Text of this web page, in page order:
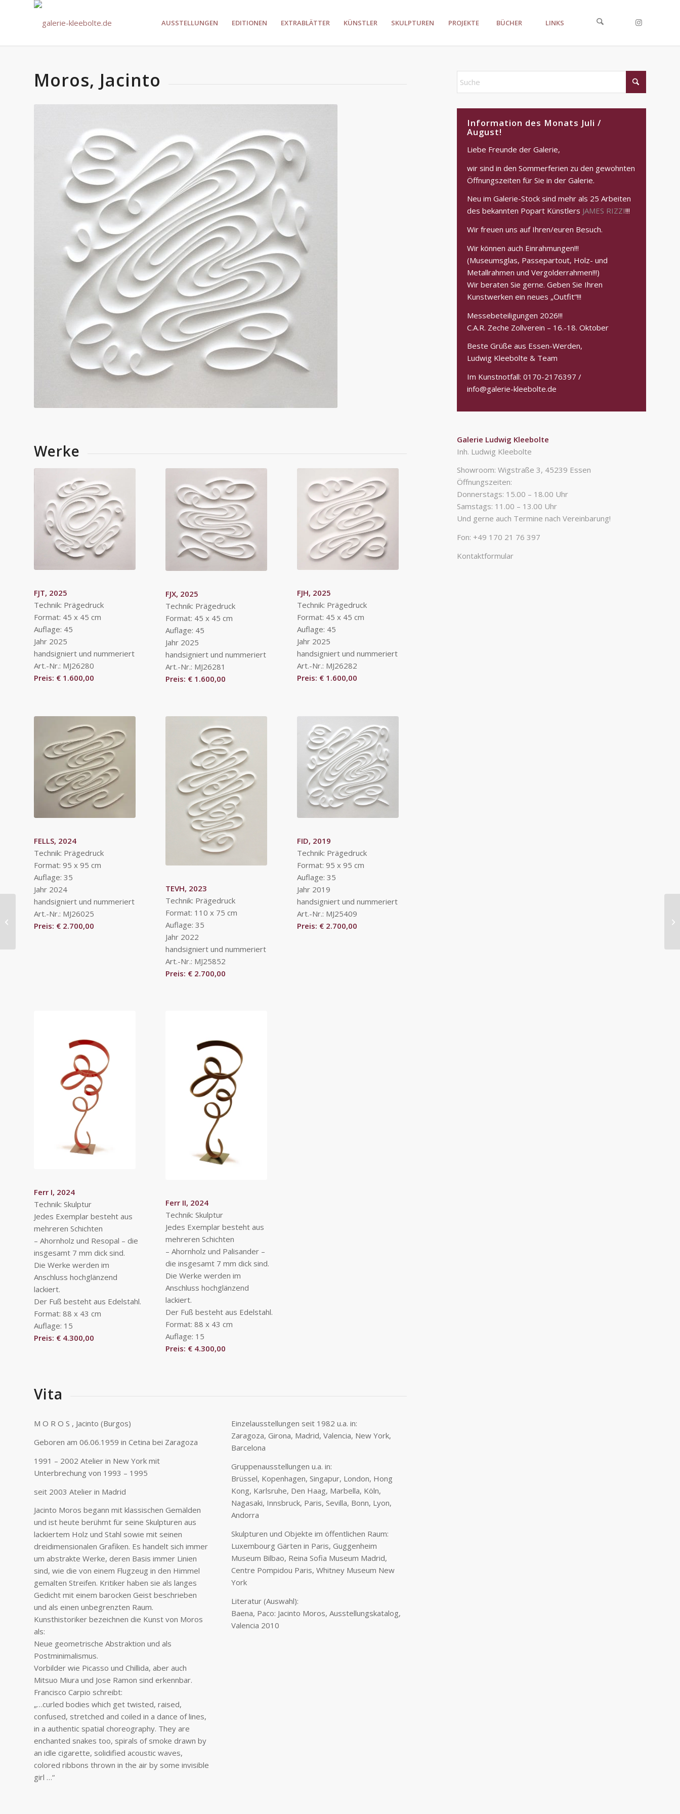
AUSSTELLUNGEN EDITIONEN EXTRABLÄTTER KÜNSTLER SKULPTUREN PROJEKTE BÜCHER LINKS
Moros, Jacinto
Werke
FJT, 2025
Technik: Prägedruck
Format: 45 x 45 cm
Auflage: 45
Jahr 2025
handsigniert und nummeriert
Art.-Nr.: MJ26280
Preis: € 1.600,00
FJX, 2025
Technik: Prägedruck
Format: 45 x 45 cm
Auflage: 45
Jahr 2025
handsigniert und nummeriert
Art.-Nr.: MJ26281
Preis: € 1.600,00
FJH, 2025
Technik: Prägedruck
Format: 45 x 45 cm
Auflage: 45
Jahr 2025
handsigniert und nummeriert
Art.-Nr.: MJ26282
Preis: € 1.600,00
FELLS, 2024
Technik: Prägedruck
Format: 95 x 95 cm
Auflage: 35
Jahr 2024
handsigniert und nummeriert
Art.-Nr.: MJ26025
Preis: € 2.700,00
TEVH, 2023
Technik: Prägedruck
Format: 110 x 75 cm
Auflage: 35
Jahr 2022
handsigniert und nummeriert
Art.-Nr.: MJ25852
Preis: € 2.700,00
FID, 2019
Technik: Prägedruck
Format: 95 x 95 cm
Auflage: 35
Jahr 2019
handsigniert und nummeriert
Art.-Nr.: MJ25409
Preis: € 2.700,00
Ferr I, 2024
Technik: Skulptur
Jedes Exemplar besteht aus
mehreren Schichten
– Ahornholz und Resopal – die
insgesamt 7 mm dick sind.
Die Werke werden im
Anschluss hochglänzend
lackiert.
Der Fuß besteht aus Edelstahl.
Format: 88 x 43 cm
Auflage: 15
Preis: € 4.300,00
Ferr II, 2024
Technik: Skulptur
Jedes Exemplar besteht aus
mehreren Schichten
– Ahornholz und Palisander –
die insgesamt 7 mm dick sind.
Die Werke werden im
Anschluss hochglänzend
lackiert.
Der Fuß besteht aus Edelstahl.
Format: 88 x 43 cm
Auflage: 15
Preis: € 4.300,00
Vita
M O R O S , Jacinto (Burgos)
Geboren am 06.06.1959 in Cetina bei Zaragoza
1991 – 2002 Atelier in New York mit
Unterbrechung von 1993 – 1995
seit 2003 Atelier in Madrid
Jacinto Moros begann mit klassischen Gemälden
und ist heute berühmt für seine Skulpturen aus
lackiertem Holz und Stahl sowie mit seinen
dreidimensionalen Grafiken. Es handelt sich immer
um abstrakte Werke, deren Basis immer Linien
sind, wie die von einem Flugzeug in den Himmel
gemalten Streifen. Kritiker haben sie als langes
Gedicht mit einem barocken Geist beschrieben
und als einen unbegrenzten Raum.
Kunsthistoriker bezeichnen die Kunst von Moros
als:
Neue geometrische Abstraktion und als
Postminimalismus.
Vorbilder wie Picasso und Chillida, aber auch
Mitsuo Miura und Jose Ramon sind erkennbar.
Francisco Carpio schreibt:
„…curled bodies which get twisted, raised,
confused, stretched and coiled in a dance of lines,
in a authentic spatial choreography. They are
enchanted snakes too, spirals of smoke drawn by
an idle cigarette, solidified acoustic waves,
colored ribbons thrown in the air by some invisible
girl …“
Einzelausstellungen seit 1982 u.a. in:
Zaragoza, Girona, Madrid, Valencia, New York,
Barcelona
Gruppenausstellungen u.a. in:
Brüssel, Kopenhagen, Singapur, London, Hong
Kong, Karlsruhe, Den Haag, Marbella, Köln,
Nagasaki, Innsbruck, Paris, Sevilla, Bonn, Lyon,
Andorra
Skulpturen und Objekte im öffentlichen Raum:
Luxembourg Gärten in Paris, Guggenheim
Museum Bilbao, Reina Sofia Museum Madrid,
Centre Pompidou Paris, Whitney Museum New
York
Literatur (Auswahl):
Baena, Paco: Jacinto Moros, Ausstellungskatalog,
Valencia 2010
Information des Monats Juli /
August!
Liebe Freunde der Galerie,
wir sind in den Sommerferien zu den gewohnten
Öffnungszeiten für Sie in der Galerie.
Neu im Galerie-Stock sind mehr als 25 Arbeiten
des bekannten Popart Künstlers JAMES RIZZI!!!
Wir freuen uns auf Ihren/euren Besuch.
Wir können auch Einrahmungen!!!
(Museumsglas, Passepartout, Holz- und
Metallrahmen und Vergolderrahmen!!!)
Wir beraten Sie gerne. Geben Sie Ihren
Kunstwerken ein neues „Outfit“!!!
Messebeteiligungen 2026!!!
C.A.R. Zeche Zollverein – 16.-18. Oktober
Beste Grüße aus Essen-Werden,
Ludwig Kleebolte & Team
Im Kunstnotfall: 0170-2176397 /
info@galerie-kleebolte.de
Galerie Ludwig Kleebolte
Inh. Ludwig Kleebolte
Showroom: Wigstraße 3, 45239 Essen
Öffnungszeiten:
Donnerstags: 15.00 – 18.00 Uhr
Samstags: 11.00 – 13.00 Uhr
Und gerne auch Termine nach Vereinbarung!
Fon: +49 170 21 76 397
Kontaktformular